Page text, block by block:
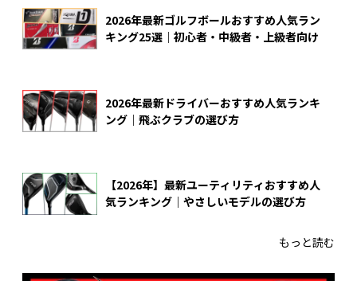
2026年最新ゴルフボールおすすめ人気ラン
キング25選｜初心者・中級者・上級者向け
2026年最新ドライバーおすすめ人気ランキ
ング｜飛ぶクラブの選び方
【2026年】最新ユーティリティおすすめ人
気ランキング｜やさしいモデルの選び方
もっと読む